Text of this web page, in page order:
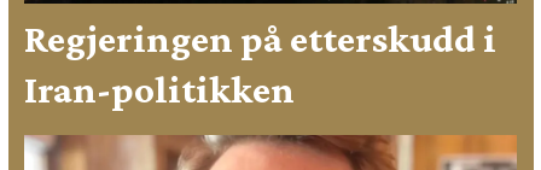
Regjeringen på etterskudd i
Iran-politikken